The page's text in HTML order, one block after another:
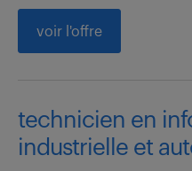
voir l'offre
technicien en
industrielle et